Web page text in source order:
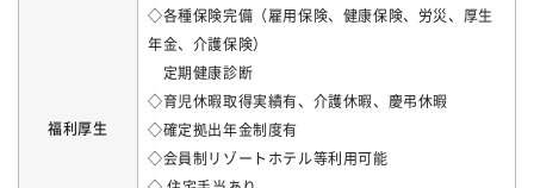
福利厚生
◇各種保険完備（雇用保険、健康保険、労災、厚生
年金、介護保険）
定期健康診断
◇育児休暇取得実績有、介護休暇、慶弔休暇
◇確定拠出年金制度有
◇会員制リゾートホテル等利用可能